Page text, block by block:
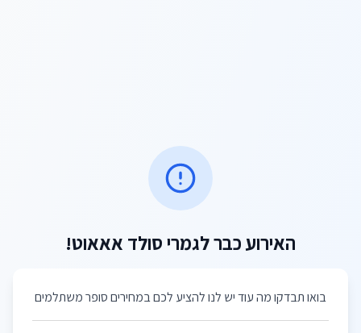
האירוע כבר לגמרי סולד אאאוט!
בואו תבדקו מה עוד יש לנו להציע לכם במחירים סופר משתלמים